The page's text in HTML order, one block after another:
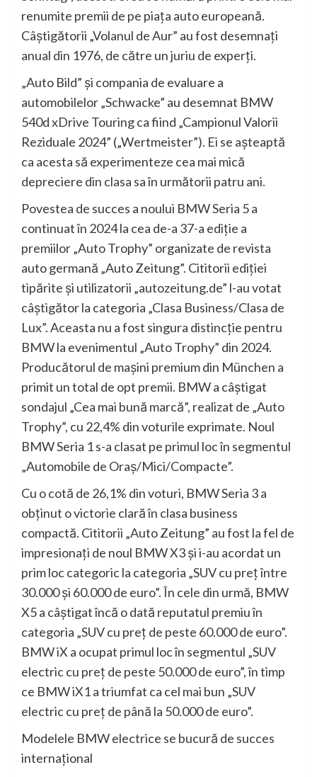
renumite premii de pe piaţa auto europeană.
Câştigătorii „Volanul de Aur” au fost desemnaţi
anual din 1976, de către un juriu de experţi.
„Auto Bild” şi compania de evaluare a
automobilelor „Schwacke” au desemnat BMW
540d xDrive Touring ca fiind „Campionul Valorii
Reziduale 2024” („Wertmeister”). Ei se aşteaptă
ca acesta să experimenteze cea mai mică
depreciere din clasa sa în următorii patru ani.
Povestea de succes a noului BMW Seria 5 a
continuat în 2024 la cea de-a 37-a ediţie a
premiilor „Auto Trophy” organizate de revista
auto germană „Auto Zeitung”. Cititorii ediţiei
tipărite şi utilizatorii „autozeitung.de” l-au votat
câştigător la categoria „Clasa Business/Clasa de
Lux”. Aceasta nu a fost singura distincţie pentru
BMW la evenimentul „Auto Trophy” din 2024.
Producătorul de maşini premium din München a
primit un total de opt premii. BMW a câştigat
sondajul „Cea mai bună marcă”, realizat de „Auto
Trophy”, cu 22,4% din voturile exprimate. Noul
BMW Seria 1 s-a clasat pe primul loc în segmentul
„Automobile de Oraş/Mici/Compacte”.
Cu o cotă de 26,1% din voturi, BMW Seria 3 a
obţinut o victorie clară în clasa business
compactă. Cititorii „Auto Zeitung” au fost la fel de
impresionaţi de noul BMW X3 şi i-au acordat un
prim loc categoric la categoria „SUV cu preţ între
30.000 şi 60.000 de euro”. În cele din urmă, BMW
X5 a câştigat încă o dată reputatul premiu în
categoria „SUV cu preţ de peste 60.000 de euro”.
BMW iX a ocupat primul loc în segmentul „SUV
electric cu preţ de peste 50.000 de euro”, în timp
ce BMW iX1 a triumfat ca cel mai bun „SUV
electric cu preţ de până la 50.000 de euro”.
Modelele BMW electrice se bucură de succes
internaţional